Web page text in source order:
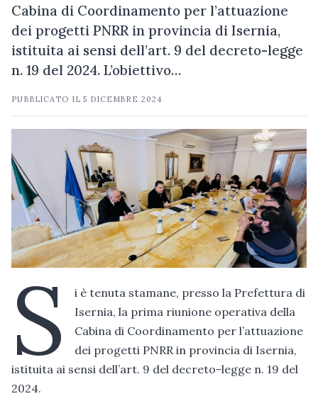
Cabina di Coordinamento per l’attuazione
dei progetti PNRR in provincia di Isernia,
istituita ai sensi dell’art. 9 del decreto-legge
n. 19 del 2024. L’obiettivo…
PUBBLICATO IL5 DICEMBRE 2024
S
i è tenuta stamane, presso la Prefettura di
Isernia, la prima riunione operativa della
Cabina di Coordinamento per l’attuazione
dei progetti PNRR in provincia di Isernia,
istituita ai sensi dell’art. 9 del decreto-legge n. 19 del
2024.